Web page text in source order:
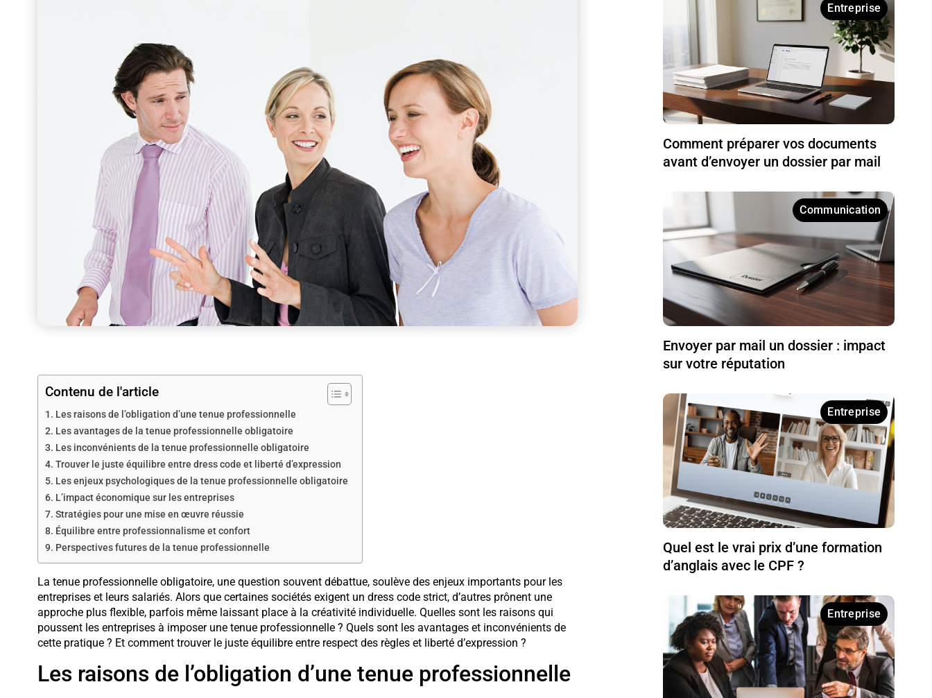
Contenu de l'article
Les raisons de l’obligation d’une tenue professionnelle
Les avantages de la tenue professionnelle obligatoire
Les inconvénients de la tenue professionnelle obligatoire
Trouver le juste équilibre entre dress code et liberté d’expression
Les enjeux psychologiques de la tenue professionnelle obligatoire
L’impact économique sur les entreprises
Stratégies pour une mise en œuvre réussie
Équilibre entre professionnalisme et confort
Perspectives futures de la tenue professionnelle
La tenue professionnelle obligatoire, une question souvent débattue, soulève des enjeux importants pour les
entreprises et leurs salariés. Alors que certaines sociétés exigent un dress code strict, d’autres prônent une
approche plus flexible, parfois même laissant place à la créativité individuelle. Quelles sont les raisons qui
poussent les entreprises à imposer une tenue professionnelle ? Quels sont les avantages et inconvénients de
cette pratique ? Et comment trouver le juste équilibre entre respect des règles et liberté d’expression ?
Les raisons de l’obligation d’une tenue professionnelle
Entreprise
Comment préparer vos documents
avant d’envoyer un dossier par mail
Communication
Envoyer par mail un dossier : impact
sur votre réputation
Entreprise
Quel est le vrai prix d’une formation
d’anglais avec le CPF ?
Entreprise